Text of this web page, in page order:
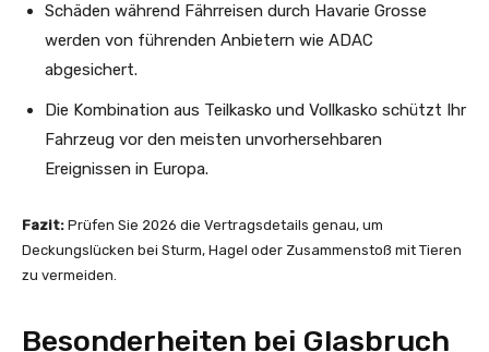
Schäden während Fährreisen durch Havarie Grosse
werden von führenden Anbietern wie ADAC
abgesichert.
Die Kombination aus Teilkasko und Vollkasko schützt Ihr
Fahrzeug vor den meisten unvorhersehbaren
Ereignissen in Europa.
Fazit: Prüfen Sie 2026 die Vertragsdetails genau, um
Deckungslücken bei Sturm, Hagel oder Zusammenstoß mit Tieren
zu vermeiden.
Besonderheiten bei Glasbruch